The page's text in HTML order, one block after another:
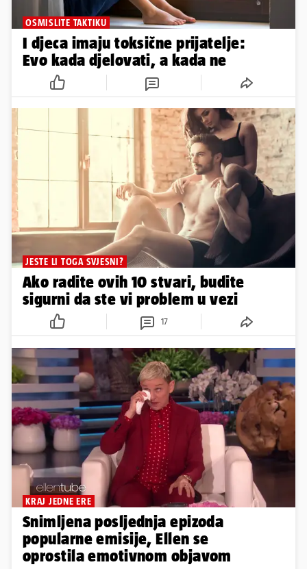
OSMISLITE TAKTIKU
I djeca imaju toksične prijatelje:
Evo kada djelovati, a kada ne
JESTE LI TOGA SVJESNI?
Ako radite ovih 10 stvari, budite
sigurni da ste vi problem u vezi
17
KRAJ JEDNE ERE
Snimljena posljednja epizoda
popularne emisije, Ellen se
oprostila emotivnom objavom